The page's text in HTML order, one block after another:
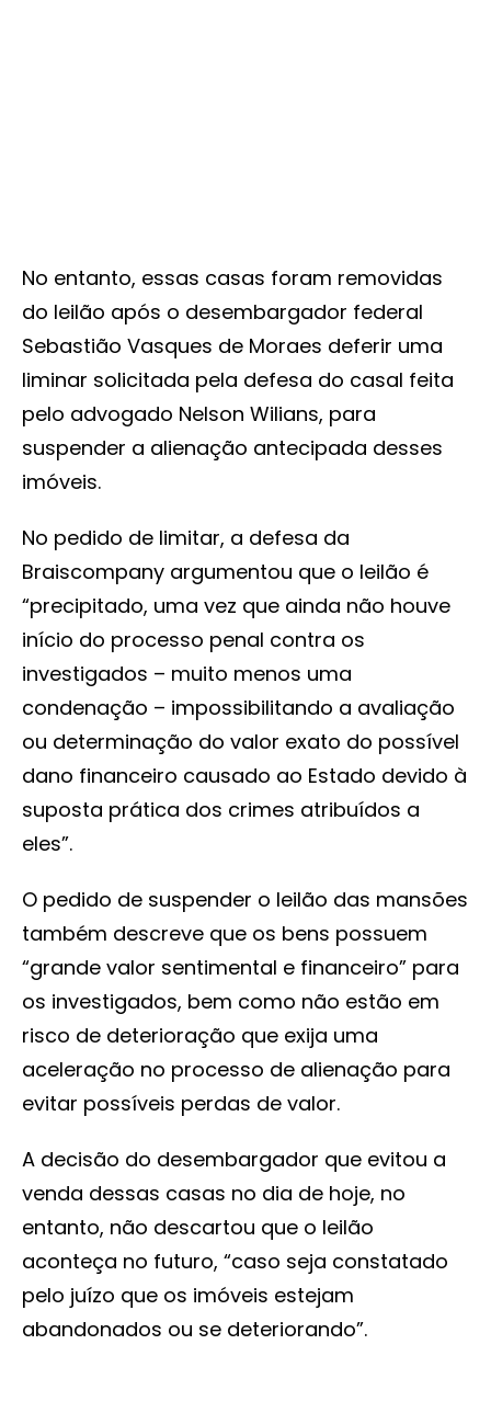
No entanto, essas casas foram removidas
do leilão após o desembargador federal
Sebastião Vasques de Moraes deferir uma
liminar solicitada pela defesa do casal feita
pelo advogado Nelson Wilians, para
suspender a alienação antecipada desses
imóveis.
No pedido de limitar, a defesa da
Braiscompany argumentou que o leilão é
“precipitado, uma vez que ainda não houve
início do processo penal contra os
investigados – muito menos uma
condenação – impossibilitando a avaliação
ou determinação do valor exato do possível
dano financeiro causado ao Estado devido à
suposta prática dos crimes atribuídos a
eles”.
O pedido de suspender o leilão das mansões
também descreve que os bens possuem
“grande valor sentimental e financeiro” para
os investigados, bem como não estão em
risco de deterioração que exija uma
aceleração no processo de alienação para
evitar possíveis perdas de valor.
A decisão do desembargador que evitou a
venda dessas casas no dia de hoje, no
entanto, não descartou que o leilão
aconteça no futuro, “caso seja constatado
pelo juízo que os imóveis estejam
abandonados ou se deteriorando”.